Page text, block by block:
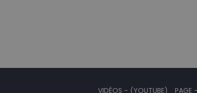
VIDÉOS - (YOUTUBE) PAGE